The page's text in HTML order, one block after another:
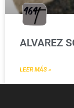
ALVAREZ
LEER MÁS »